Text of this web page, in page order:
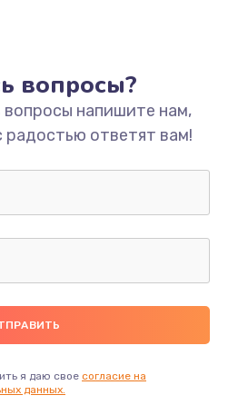
вопросы?
вопросы напишите нам,
ответят вам!
я даю свое согласие на
данных.